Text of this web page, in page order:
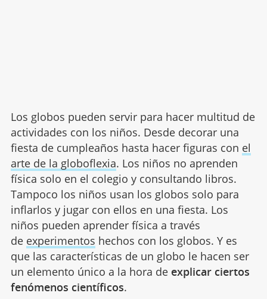
Los globos pueden servir para hacer multitud de
actividades con los niños. Desde decorar una
fiesta de cumpleaños hasta hacer figuras con el
arte de la globoflexia. Los niños no aprenden
física solo en el colegio y consultando libros.
Tampoco los niños usan los globos solo para
inflarlos y jugar con ellos en una fiesta. Los
niños pueden aprender física a través
de experimentos hechos con los globos. Y es
que las características de un globo le hacen ser
un elemento único a la hora de explicar ciertos
fenómenos científicos.